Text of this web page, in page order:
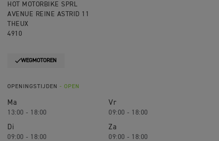
HOT MOTORBIKE SPRL
AVENUE REINE ASTRID 11
THEUX
4910
WEGMOTOREN
OPENINGSTIJDEN - OPEN
Ma
13:00 - 18:00
Di
09:00 - 18:00
Vr
09:00 - 18:00
Za
09:00 - 18:00